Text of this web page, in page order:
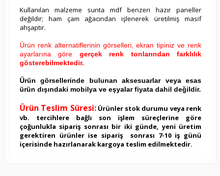
Kullanılan malzeme sunta mdf benzeri hazır paneller
değildir; ham çam ağacından işlenerek üretilmiş masif
ahşaptır.
Ürün renk alternatiflerinin görselleri, ekran tipiniz ve renk
ayarlarına göre gerçek renk tonlarından farklılık
gösterebilmektedir.
Ürün görsellerinde bulunan aksesuarlar veya esas
ürün dışındaki mobilya ve eşyalar fiyata dahil değildir.
Ürün Teslim Süresi: Ürünler stok durumu veya renk
vb. tercihlere bağlı son işlem süreçlerine göre
çoğunlukla sipariş sonrası bir iki günde, yeni üretim
gerektiren ürünler ise sipariş sonrası 7-10 iş günü
içerisinde hazırlanarak kargoya teslim edilmektedir.